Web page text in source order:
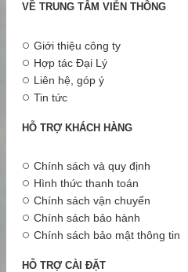
VỀ TRUNG TÂM VIỄN THÔNG
Giới thiệu công ty
Hợp tác Đại Lý
Liên hệ, góp ý
Tin tức
HỖ TRỢ KHÁCH HÀNG
Chính sách và quy định
Hình thức thanh toán
Chính sách vận chuyển
Chính sách bảo hành
Chính sách bảo mật thông tin
HỖ TRỢ CÀI ĐẶT